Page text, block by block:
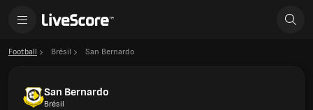
Football Brésil San Bernardo
San Bernardo
Brésil